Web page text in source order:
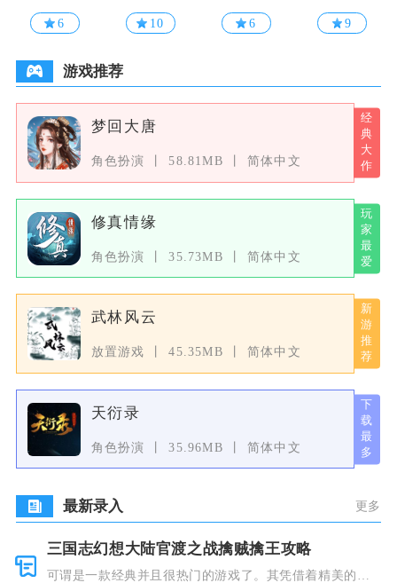
6
家
10
球街头对
决
6 9
游戏推荐
梦回大唐
角色扮演 58.81MB 简体中文
修真情缘
角色扮演 35.73MB 简体中文
武林风云
放置游戏 45.35MB 简体中文
天衍录
角色扮演 35.96MB 简体中文
最新录入 更多
三国志幻想大陆官渡之战擒贼擒王攻略
可谓是一款经典并且很热门的游戏了。其凭借着精美的画